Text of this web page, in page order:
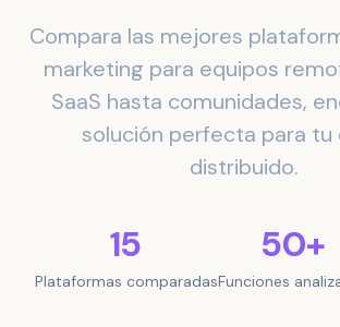
Compara las mejores
marketing para equipos
SaaS hasta comunidades,
solución perfecta para tu
distribuido.
15
Plataformas comparadas
50+
Funciones